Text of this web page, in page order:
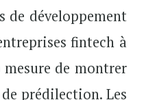
de développement
fintech à
de montrer
prédilection. Les